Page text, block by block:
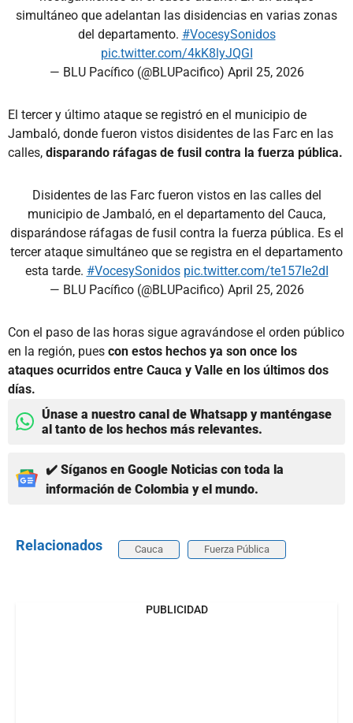
simultáneo que adelantan las disidencias en varias zonas
del departamento. #VocesySonidos
pic.twitter.com/4kK8lyJQGI
— BLU Pacífico (@BLUPacifico) April 25, 2026
El tercer y último ataque se registró en el municipio de
Jambaló, donde fueron vistos disidentes de las Farc en las
calles, disparando ráfagas de fusil contra la fuerza pública.
Disidentes de las Farc fueron vistos en las calles del
municipio de Jambaló, en el departamento del Cauca,
disparándose ráfagas de fusil contra la fuerza pública. Es el
tercer ataque simultáneo que se registra en el departamento
esta tarde. #VocesySonidos pic.twitter.com/te157Ie2dI
— BLU Pacífico (@BLUPacifico) April 25, 2026
Con el paso de las horas sigue agravándose el orden público
en la región, pues con estos hechos ya son once los
ataques ocurridos entre Cauca y Valle en los últimos dos
días.
Únase a nuestro canal de Whatsapp y manténgase
al tanto de los hechos más relevantes.
✔️ Síganos en Google Noticias con toda la
información de Colombia y el mundo.
Relacionados Cauca Fuerza Pública
PUBLICIDAD